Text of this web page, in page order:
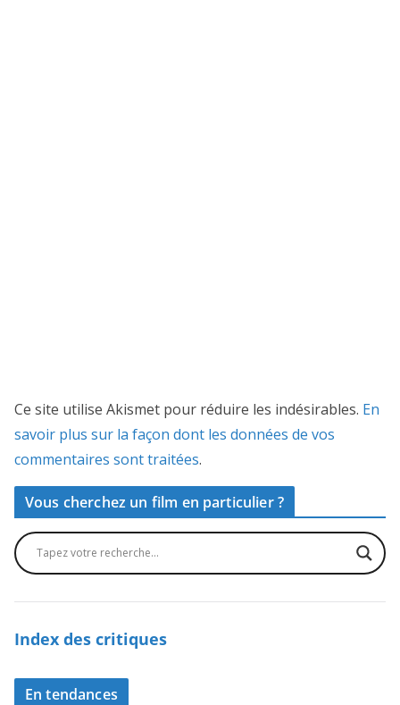
Ce site utilise Akismet pour réduire les indésirables. En
savoir plus sur la façon dont les données de vos
commentaires sont traitées.
Vous cherchez un film en particulier ?
Index des critiques
En tendances